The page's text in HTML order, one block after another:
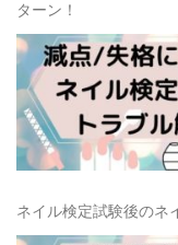
ターン！
ネイル検定試験後のネ